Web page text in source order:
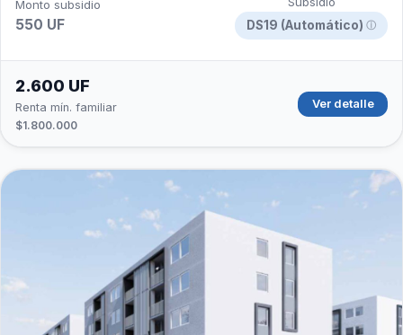
Monto subsidio
550 UF
DS19 (Automático) ⓘ
2.600 UF
Renta mín. familiar
$1.800.000
Ver detalle